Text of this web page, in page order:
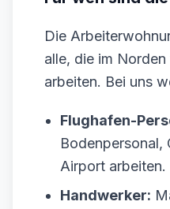
Die
alle, die im
arbeiten. Bei uns
Flughafen-
Bodenpersonal,
Airport arbeiten.
Handwerker: